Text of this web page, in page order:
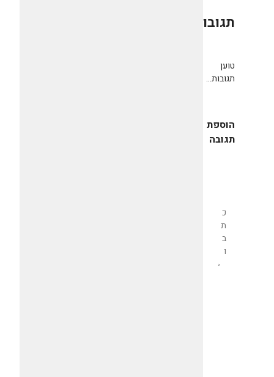
תגובות
טוען
תגובות...
הוספת
תגובה